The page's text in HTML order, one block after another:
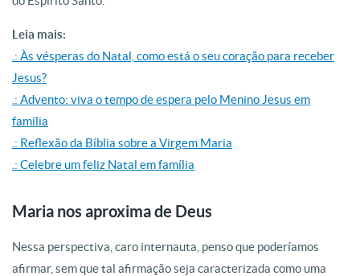
Leia mais:
.: Às vésperas do Natal, como está o seu coração para receber
Jesus?
.: Advento: viva o tempo de espera pelo Menino Jesus em
família
.: Reflexão da Bíblia sobre a Virgem Maria
.: Celebre um feliz Natal em família
Maria nos aproxima de Deus
Nessa perspectiva, caro internauta, penso que poderíamos
afirmar, sem que tal afirmação seja caracterizada como uma